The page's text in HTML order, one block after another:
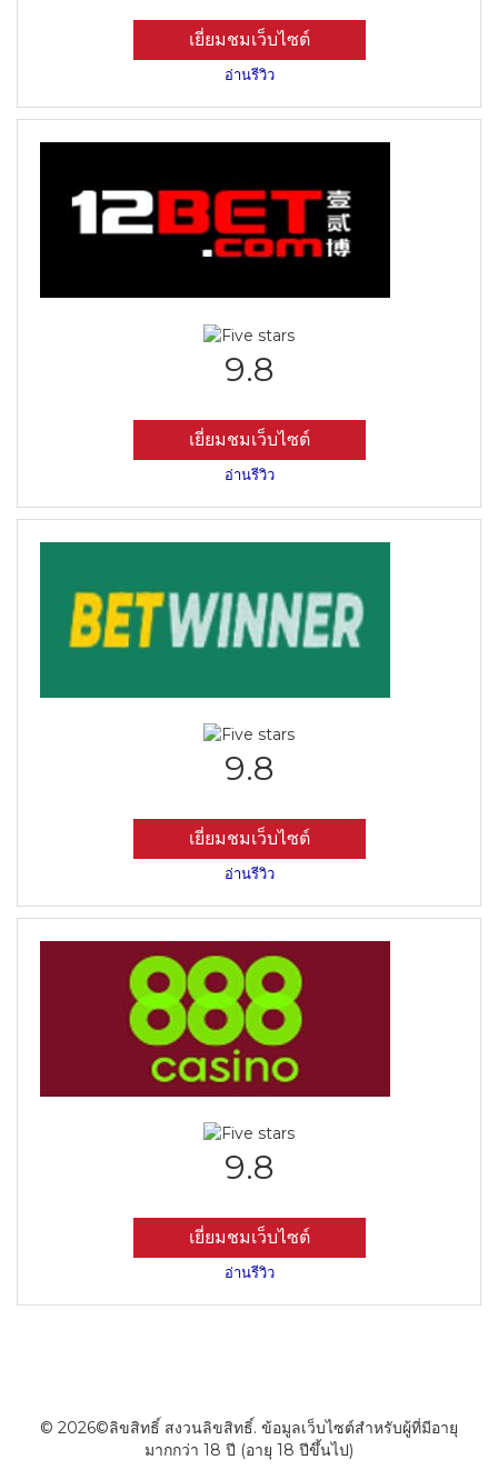
เยี่ยมชมเว็บไซต์
อ่านรีวิว
9.8
เยี่ยมชมเว็บไซต์
อ่านรีวิว
9.8
เยี่ยมชมเว็บไซต์
อ่านรีวิว
9.8
เยี่ยมชมเว็บไซต์
อ่านรีวิว
© 2026©ลิขสิทธิ์ สงวนลิขสิทธิ์. ข้อมูลเว็บไซต์สำหรับผู้ที่มีอายุ
มากกว่า 18 ปี (อายุ 18 ปีขึ้นไป)